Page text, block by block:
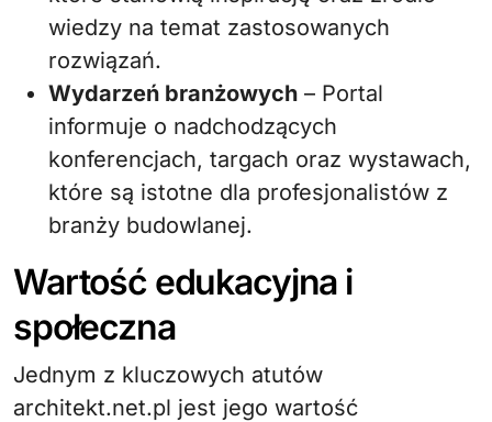
wiedzy na temat zastosowanych
rozwiązań.
Wydarzeń branżowych – Portal
informuje o nadchodzących
konferencjach, targach oraz wystawach,
które są istotne dla profesjonalistów z
branży budowlanej.
Wartość edukacyjna i
społeczna
Jednym z kluczowych atutów
architekt.net.pl jest jego wartość